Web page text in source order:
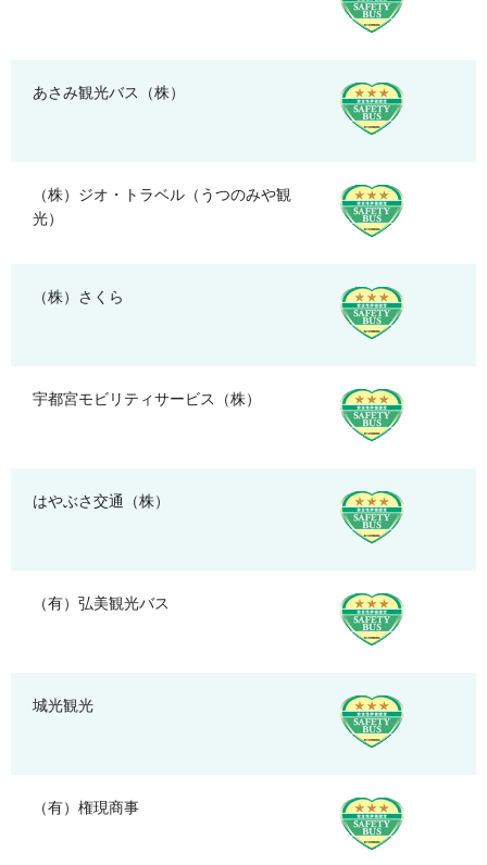
あさみ観光バス（株）
（株）ジオ・トラベル（うつのみや観
光）
（株）さくら
宇都宮モビリティサービス（株）
はやぶさ交通（株）
（有）弘美観光バス
城光観光
（有）権現商事